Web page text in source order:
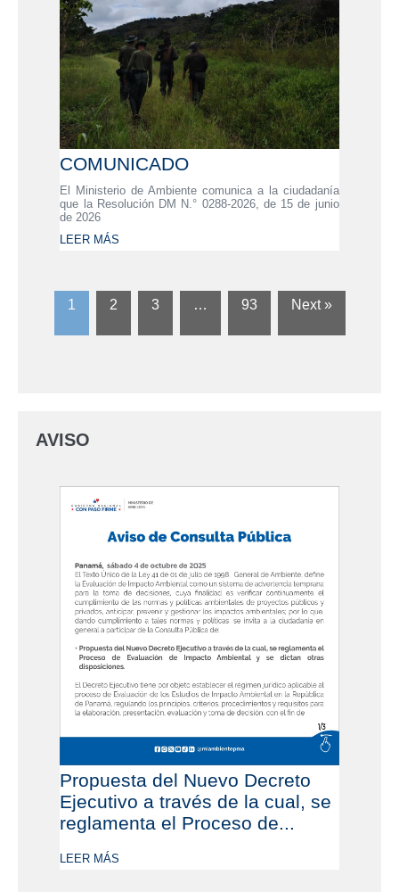
COMUNICADO
El Ministerio de Ambiente comunica a la ciudadanía
que la Resolución DM N.° 0288-2026, de 15 de junio
de 2026
LEER MÁS
1 2 3 … 93 Next »
AVISO
Propuesta del Nuevo Decreto
Ejecutivo a través de la cual, se
reglamenta el Proceso de...
LEER MÁS